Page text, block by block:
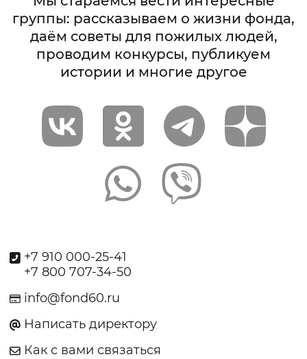
группы: рассказываем о жизни фонда,
даём советы для пожилых людей,
проводим конкурсы, публикуем
истории и многие другое
+7 910 000-25-41
+7 800 707-34-50
info@fond60.ru
Написать директору
Как с вами связаться